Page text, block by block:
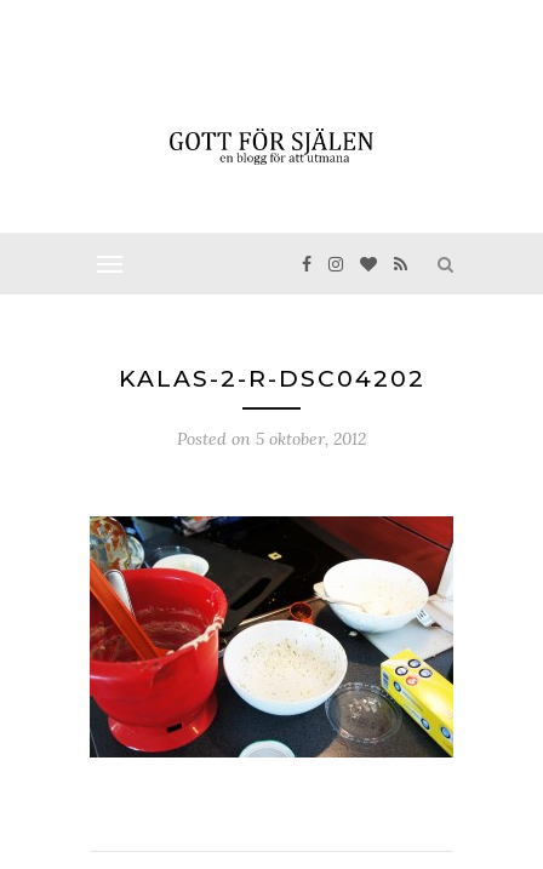
KALAS-2-R-DSC04202
Posted on 5 oktober, 2012